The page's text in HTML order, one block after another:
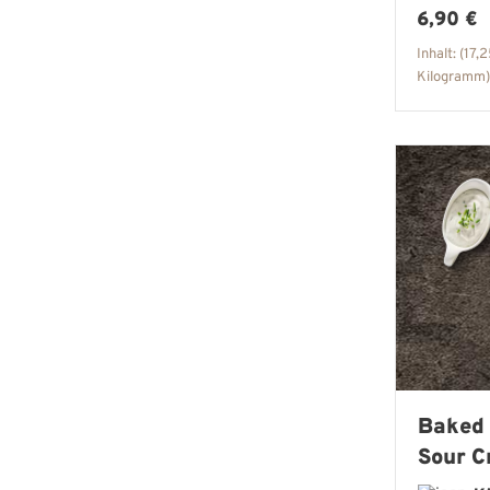
6,90 €
Inhalt:
Kilogramm)
Sour